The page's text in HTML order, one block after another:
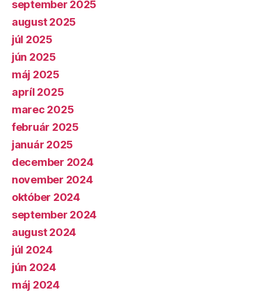
september 2025
august 2025
júl 2025
jún 2025
máj 2025
apríl 2025
marec 2025
február 2025
január 2025
december 2024
november 2024
október 2024
september 2024
august 2024
júl 2024
jún 2024
máj 2024